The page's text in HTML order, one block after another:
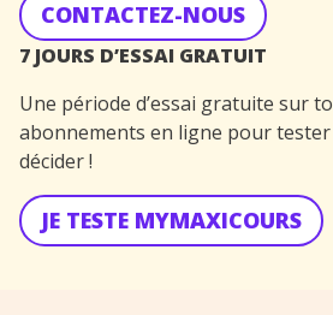
CONTACTEZ-NOUS
7 JOURS D’ESSAI GRATUIT
Une période d’essai gratuite sur
abonnements en ligne pour tester
décider !
JE TESTE MYMAXICOURS